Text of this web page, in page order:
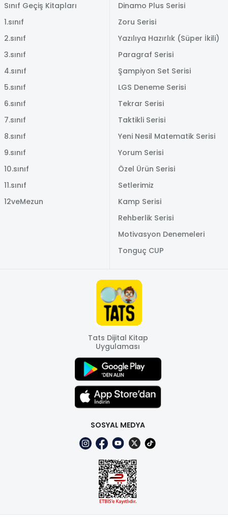
Sınıf Geçiş Kitapları
1.sınıf
2.sınıf
3.sınıf
4.sınıf
5.sınıf
6.sınıf
7.sınıf
8.sınıf
9.sınıf
10.sınıf
11.sınıf
12veMezun
Dinamo Plus Serisi
Zoru Serisi
Yazılıya Hazırlık (Süper İkili)
Paragraf Serisi
Şampiyon Set Serisi
LGS Deneme Serisi
Tekrar Serisi
Taktikli Serisi
Yeni Nesil Matematik Serisi
Yorum Serisi
Özel Ürün Serisi
Setlerimiz
Kamp Serisi
Rehberlik Serisi
Motivasyon Denemeleri
Tonguç CUP
Tats Dijital Kitap
Uygulaması
SOSYAL MEDYA